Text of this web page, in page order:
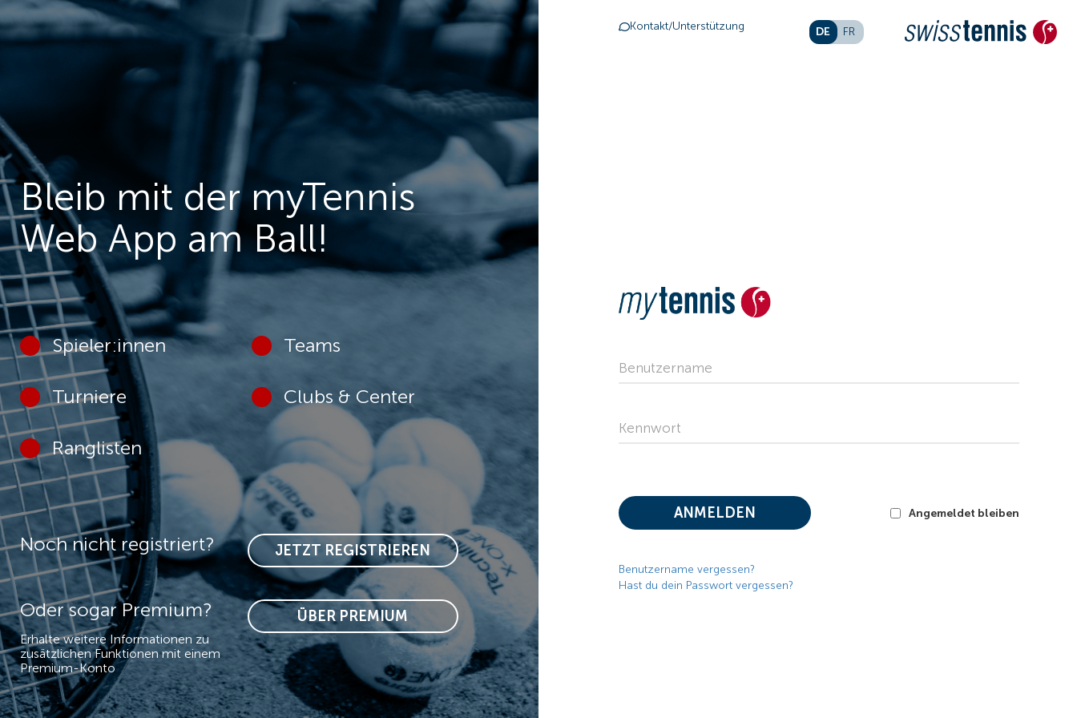
Bleib mit der myTennis
Web App am Ball!
Spieler:innen Teams
Turniere Clubs & Center
Ranglisten
Noch nicht registriert? JETZT REGISTRIEREN
Oder sogar Premium?
Erhalte weitere Informationen zu
zusätzlichen Funktionen mit einem
Premium-Konto
ÜBER PREMIUM
Kontakt/Unterstützung DE FR
Benutzername
Kennwort
Angemeldet bleiben
ANMELDEN
Benutzername vergessen?
Hast du dein Passwort vergessen?